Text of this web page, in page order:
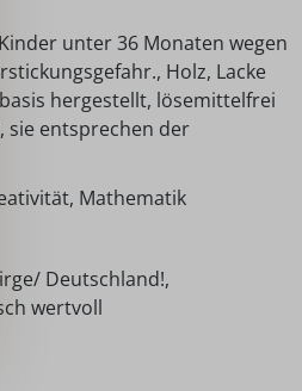
unter 36 Monaten wegen
Holz, Lacke
hergestellt, lösemittelfrei
sie entsprechen der
Mathematik
Deutschland!,
wertvoll